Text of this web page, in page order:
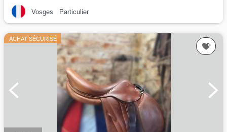
Vosges Particulier
ACHAT SÉCURISÉ